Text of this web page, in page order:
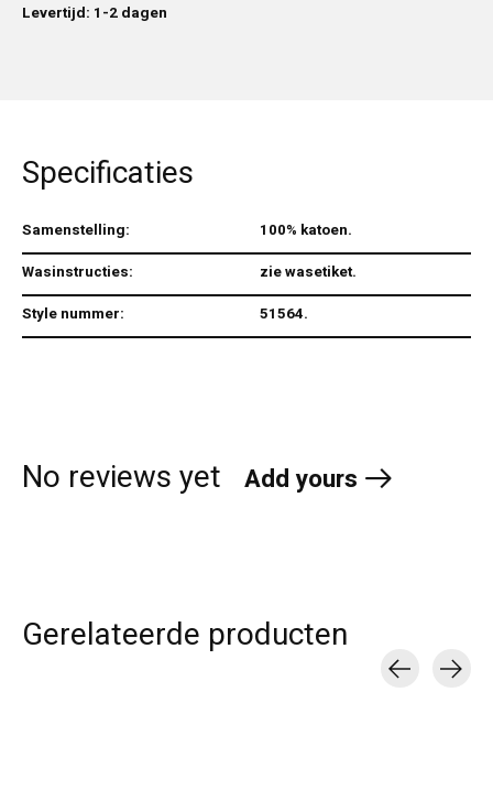
Levertijd: 1-2 dagen
Specificaties
Samenstelling:
100% katoen.
Wasinstructies:
zie wasetiket.
Style nummer:
51564.
No reviews yet Add yours
Gerelateerde producten